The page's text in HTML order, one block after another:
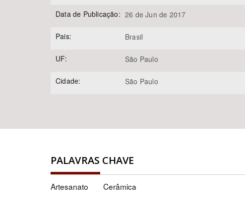
Data de Publicação: 26 de Jun de 2017
Pais: Brasil
UF: São Paulo
Cidade: São Paulo
PALAVRAS CHAVE
Artesanato Cerâmica